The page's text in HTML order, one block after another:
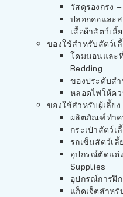
วัสดุรองกรง
ปลอกคอและ
เสื้อผ้าสัตว์เลี้
ของใช้สำหรับสัตว์เ
โดมนอนและ
Bedding
ของประดับส
หลอดไฟให้ค
ของใช้สำหรับผู้เลี้ย
ผลิตภัณฑ์ทำค
กระเป๋าสัตว์เ
รถเข็นสัตว์เลี้
อุปกรณ์ตัดแต่
Supplies
อุปกรณ์การฝึ
แก็ดเจ็ตสำหรั